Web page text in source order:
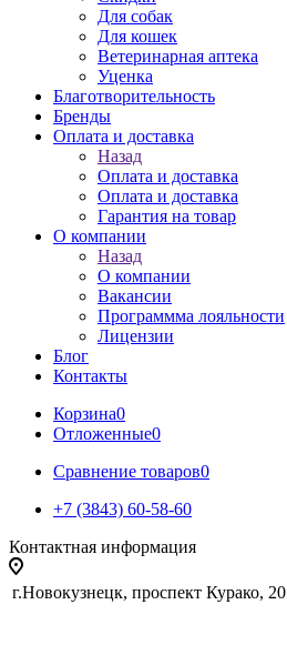
Для собак
Для кошек
Ветеринарная аптека
Уценка
Благотворительность
Бренды
Оплата и доставка
Назад
Оплата и доставка
Оплата и доставка
Гарантия на товар
О компании
Назад
О компании
Вакансии
Программма лояльности
Лицензии
Блог
Контакты
Корзина0
Отложенные0
Сравнение товаров0
+7 (3843) 60-58-60
Контактная информация
г.Новокузнецк, проспект Курако, 20